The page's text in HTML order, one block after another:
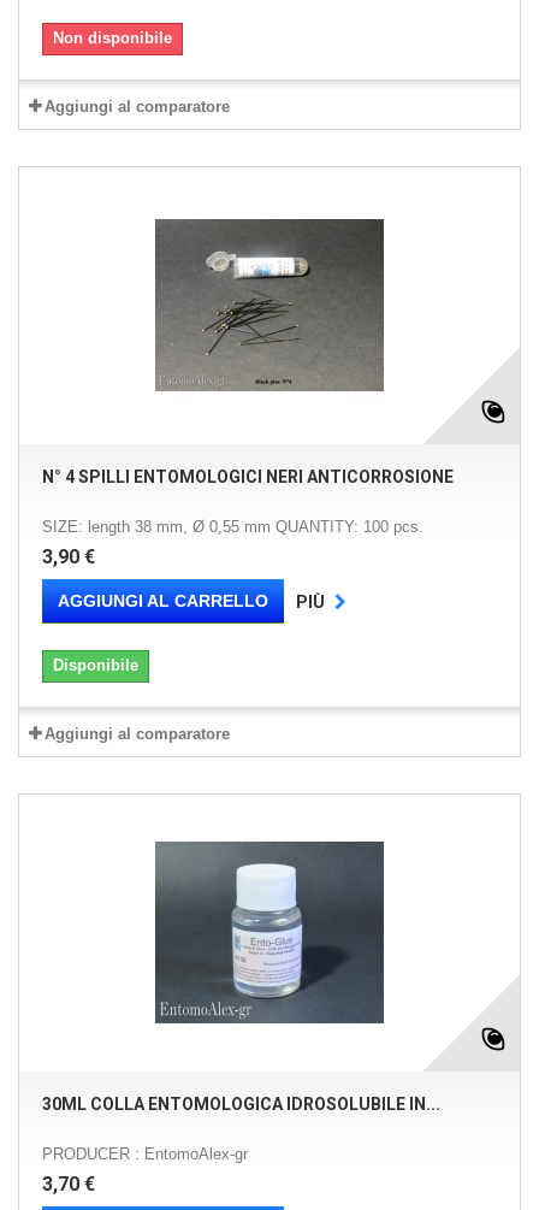
Non disponibile
Aggiungi al comparatore
N° 4 SPILLI ENTOMOLOGICI NERI ANTICORROSIONE
SIZE: length 38 mm, Ø 0,55 mm QUANTITY: 100 pcs.
3,90 €
AGGIUNGI AL CARRELLO PIÙ
Disponibile
Aggiungi al comparatore
30ML COLLA ENTOMOLOGICA IDROSOLUBILE IN...
PRODUCER : EntomoAlex-gr
3,70 €